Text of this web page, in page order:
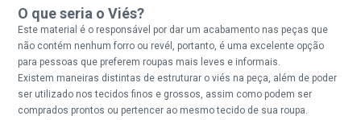
O que seria o Viés?
Este material é o responsável por dar um acabamento nas peças que
não contém nenhum forro ou revél, portanto, é uma excelente opção
para pessoas que preferem roupas mais leves e informais.
Existem maneiras distintas de estruturar o viés na peça, além de poder
ser utilizado nos tecidos finos e grossos, assim como podem ser
comprados prontos ou pertencer ao mesmo tecido de sua roupa.